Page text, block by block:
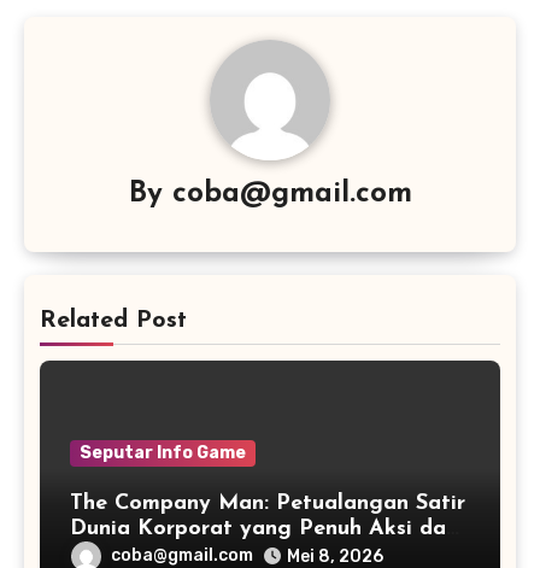
By coba@gmail.com
Related Post
Seputar Info Game
The Company Man: Petualangan Satir
Dunia Korporat yang Penuh Aksi dan
Humorcoba@gmail.com Mei 8, 2026